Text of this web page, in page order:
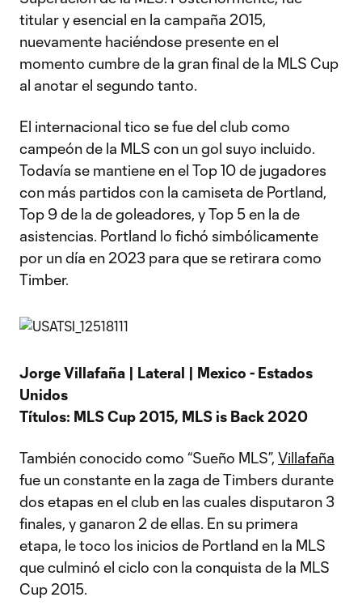
titular y esencial en la campaña 2015,
nuevamente haciéndose presente en el
momento cumbre de la gran final de la MLS Cup
al anotar el segundo tanto.
El internacional tico se fue del club como
campeón de la MLS con un gol suyo incluido.
Todavía se mantiene en el Top 10 de jugadores
con más partidos con la camiseta de Portland,
Top 9 de la de goleadores, y Top 5 en la de
asistencias. Portland lo fichó simbólicamente
por un día en 2023 para que se retirara como
Timber.
Jorge Villafaña | Lateral | Mexico - Estados
Unidos
Títulos: MLS Cup 2015, MLS is Back 2020
También conocido como “Sueño MLS”, Villafaña
fue un constante en la zaga de Timbers durante
dos etapas en el club en las cuales disputaron 3
finales, y ganaron 2 de ellas. En su primera
etapa, le toco los inicios de Portland en la MLS
que culminó el ciclo con la conquista de la MLS
Cup 2015.